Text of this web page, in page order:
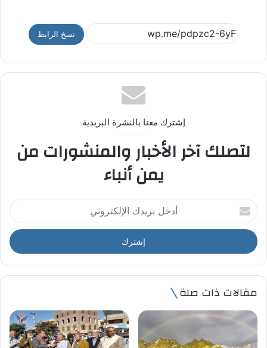
نسخ الرابط
إشترك معنا بالنشرة البريدية
لتصلك آخر الأخبار والمنشورات من
يمن أنباء
أ
د
خ
ل
ر
د
ا
ل
إ
مقالات ذات صلة